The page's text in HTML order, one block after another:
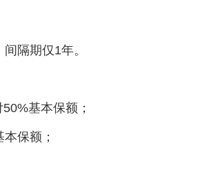
隔期仅1年。
基本保额；
保额；